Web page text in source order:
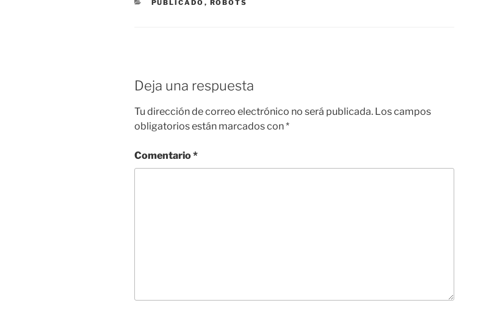
PUBLICADO , ROBOTS
Deja una respuesta
Tu dirección de correo electrónico no será publicada. Los campos
obligatorios están marcados con*
Comentario*